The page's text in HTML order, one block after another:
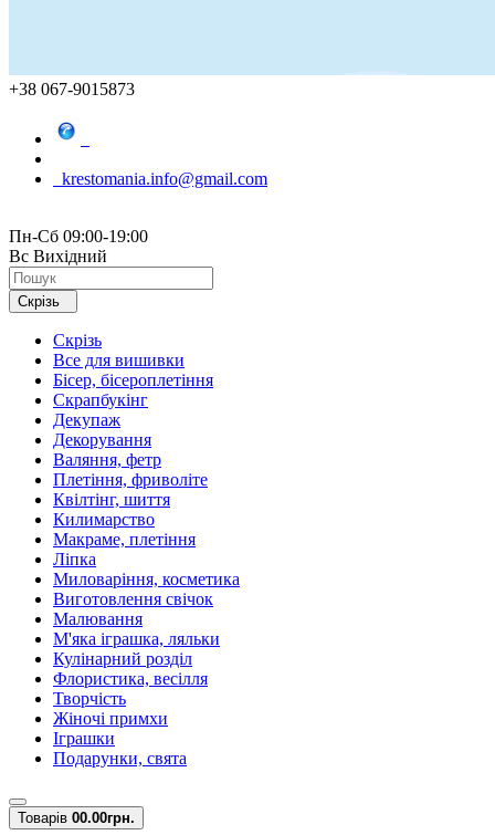
+38 067-9015873
krestomania.info@gmail.com
Пн-Сб 09:00-19:00
Вс Вихідний
Скрізь
Скрізь
Все для вишивки
Бісер, бісероплетіння
Скрапбукінг
Декупаж
Декорування
Валяння, фетр
Плетіння, фриволіте
Квілтінг, шиття
Килимарство
Макраме, плетіння
Ліпка
Миловаріння, косметика
Виготовлення свічок
Малювання
М'яка іграшка, ляльки
Кулінарний розділ
Флористика, весілля
Творчість
Жіночі примхи
Іграшки
Подарунки, свята
Товарів 00.00грн.